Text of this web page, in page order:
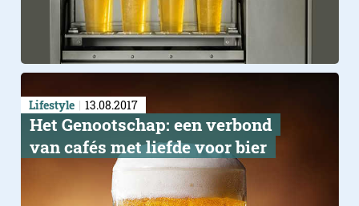
Lifestyle 13.08.2017
Het Genootschap: een verbond
van cafés met liefde voor bier